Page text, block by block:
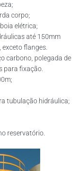
corpo;
elétrica;
até 150mm
flanges.
carbono, polegada de
para fixação.
tubulação hidráulica;
reservatório.